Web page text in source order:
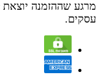
עסקים.